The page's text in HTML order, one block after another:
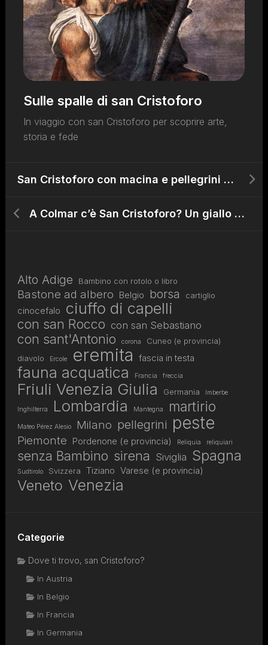
Sulle spalle di san Cristoforo
In viaggio con san Cristoforo per scoprire arte,
storia e fede
San Cristoforo con macina e pellegrini alla cintura in Spagna
A Colmar c’è San Cristoforo? Un giallo alsaziano
Alto Adige Bambino con rotolo o libro
Bastone ad albero Belgio borsa cartiglio
cinocefalo ciuffo di capelli
con san Rocco con san Sebastiano
con sant'Antonio corona
Cuneo (e provincia)
diavolo
Ercole eremita fascia in testa
fauna acquatica Francia freccia
Friuli Venezia Giulia Germania Imberbe
Inghilterra Lombardia Mantegna martirio
Mateo Pérez Alesio Milano pellegrini peste
Piemonte Pordenone (e provincia) Reliquia reliquiari
senza Bambino sirena Siviglia Spagna
Sudtirolo Svizzera Tiziano Varese (e provincia)
Veneto Venezia
Categorie
Dove ti trovo, san Cristoforo?
In Austria
In Belgio
In Francia
In Germania